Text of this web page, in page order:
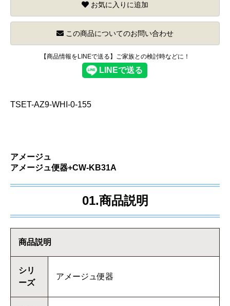
お気に入りに追加
この商品についてのお問い合わせ
【商品情報をLINEで送る】ご家族との検討時などに！
TSET-AZ9-WHI-0-155
アメージュ
アメージュ便器+CW-KB31A
01.商品説明
商品説明
シリ
ーズ
アメージュ便器